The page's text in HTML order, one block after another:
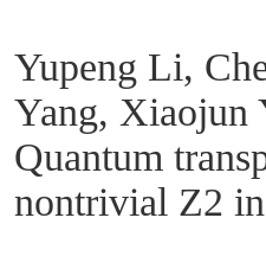
Yupeng Li,
Yang, Xiaojun
Quantum
nontrivial Z2